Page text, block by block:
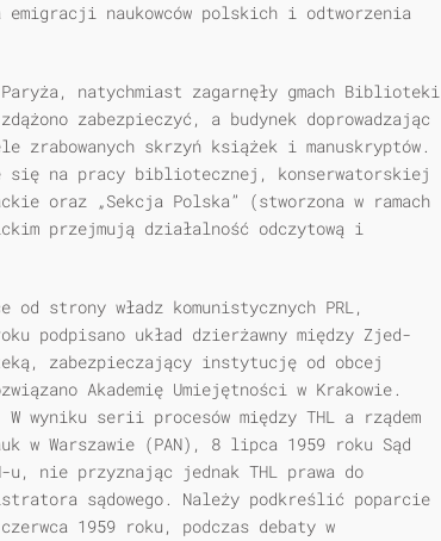
naukow­ców polskich i odtworzenia
natychmiast zagarnęły gmach Biblioteki
zabezpieczyć, a budynek doprowadzając
zrabowanych skrzyń książek i manuskryp­tów.
na pracy bibliotecznej, konserwatorskiej
oraz „Sekcja Polska” (stwo­rzona w ramach
przejmują działalność odczytową i
strony władz komunistycznych PRL,
podpisano układ dzierżawny między Zjed­
zabezpieczający instytucję od obcej
Akademię Umiejętności w Krakowie.
wyniku serii procesów między THL a rządem
w Warszawie (PAN), 8 lipca 1959 roku Sąd
nie przyznając jednak THL prawa do
sądowego. Należy podkreślić poparcie
1959 roku, podczas debaty w